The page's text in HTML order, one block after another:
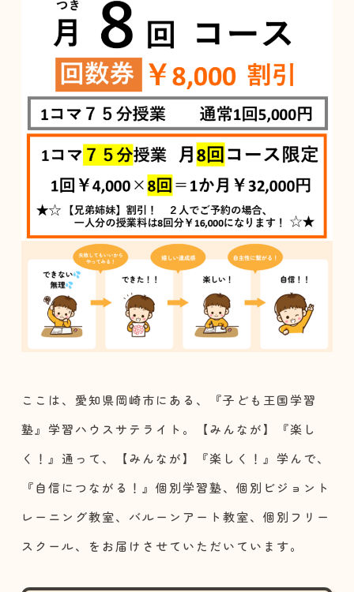
​​ここは、愛知県岡崎市にある、『子ども王国学習
塾』学習ハウスサテライト。【みんなが】『楽し
く！』通って、【みんなが】『楽しく！』学んで、
『自信につながる！』個別学習塾、個別ビジョント
レーニング教室、バルーンアート教室、個別フリー
スクール、をお届けさせていただいています。​